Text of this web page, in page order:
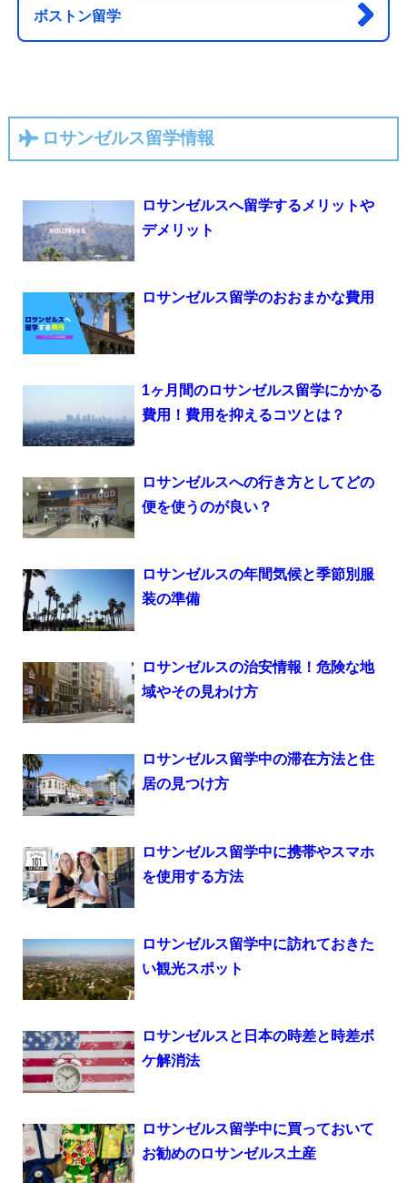
ボストン留学
ロサンゼルス留学情報
ロサンゼルスへ留学するメリットや
デメリット
ロサンゼルス留学のおおまかな費用
1ヶ月間のロサンゼルス留学にかかる
費用！費用を抑えるコツとは？
ロサンゼルスへの行き方としてどの
便を使うのが良い？
ロサンゼルスの年間気候と季節別服
装の準備
ロサンゼルスの治安情報！危険な地
域やその見わけ方
ロサンゼルス留学中の滞在方法と住
居の見つけ方
ロサンゼルス留学中に携帯やスマホ
を使用する方法
ロサンゼルス留学中に訪れておきた
い観光スポット
ロサンゼルスと日本の時差と時差ボ
ケ解消法
ロサンゼルス留学中に買っておいて
お勧めのロサンゼルス土産